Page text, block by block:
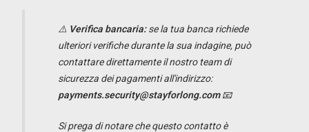
⚠️ Verifica bancaria:se la tua banca richiede
ulteriori verifiche durante la sua indagine, può
contattare direttamente il nostro team di
sicurezza dei pagamenti all'indirizzo:
payments.security@stayforlong.com📧
Si prega di notare che questo contatto è